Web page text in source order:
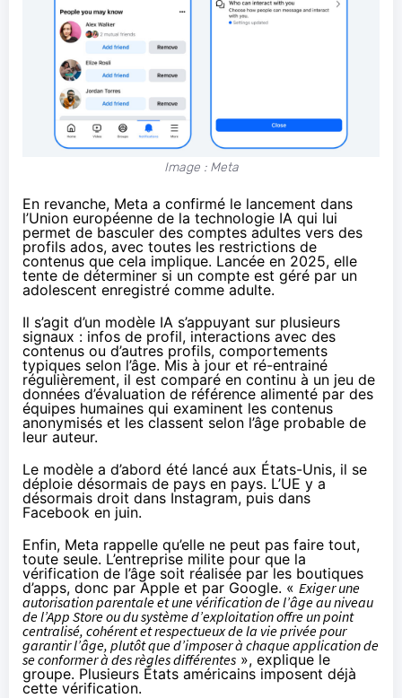
Image : Meta
En revanche, Meta a confirmé le lancement dans
l’Union européenne de la technologie IA qui lui
permet de basculer des comptes adultes vers des
profils ados, avec toutes les restrictions de
contenus que cela implique. Lancée en 2025, elle
tente de déterminer si un compte est géré par un
adolescent enregistré comme adulte.
Il s’agit d’un modèle IA s’appuyant sur plusieurs
signaux : infos de profil, interactions avec des
contenus ou d’autres profils, comportements
typiques selon l’âge. Mis à jour et ré-entrainé
régulièrement, il est comparé en continu à un jeu de
données d’évaluation de référence alimenté par des
équipes humaines qui examinent les contenus
anonymisés et les classent selon l’âge probable de
leur auteur.
Le modèle a d’abord été lancé aux États-Unis, il se
déploie désormais de pays en pays. L’UE y a
désormais droit dans Instagram, puis dans
Facebook en juin.
Enfin, Meta rappelle qu’elle ne peut pas faire tout,
toute seule. L’entreprise milite pour que la
vérification de l’âge soit réalisée par les boutiques
d’apps, donc par Apple et par Google. « Exiger une
autorisation parentale et une vérification de l’âge au niveau
de l’App Store ou du système d’exploitation offre un point
centralisé, cohérent et respectueux de la vie privée pour
garantir l’âge, plutôt que d’imposer à chaque application de
se conformer à des règles différentes », explique le
groupe. Plusieurs États américains imposent déjà
cette vérification.